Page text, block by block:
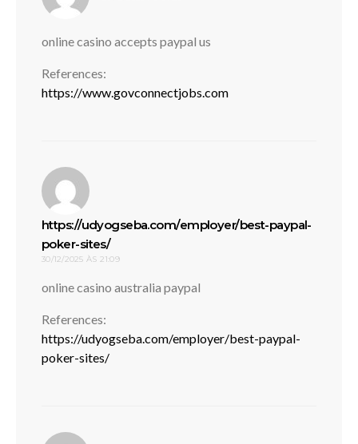
online casino accepts paypal us
References:
https://www.govconnectjobs.com
https://udyogseba.com/employer/best-paypal-
poker-sites/disse:
30/12/2025 ÀS 21:09
online casino australia paypal
References:
https://udyogseba.com/employer/best-paypal-
poker-sites/